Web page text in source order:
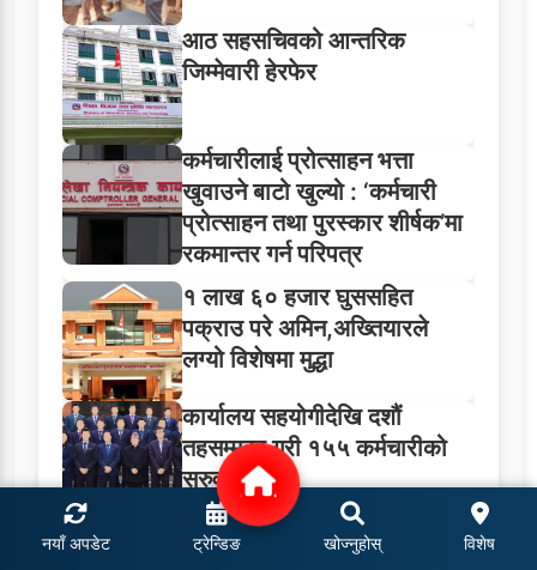
आठ सहसचिवको आन्तरिक
जिम्मेवारी हेरफेर
कर्मचारीलाई प्रोत्साहन भत्ता
खुवाउने बाटो खुल्यो : ‘कर्मचारी
प्रोत्साहन तथा पुरस्कार शीर्षक’मा
रकमान्तर गर्न परिपत्र
१ लाख ६० हजार घुससहित
पक्राउ परे अमिन,अख्तियारले
लग्यो विशेषमा मुद्धा
कार्यालय सहयोगीदेखि दशौं
तहसम्मका गरी १५५ कर्मचारीको
सरुवा
नयाँ अपडेट ट्रेन्डिङ खोज्नुहोस् विशेष